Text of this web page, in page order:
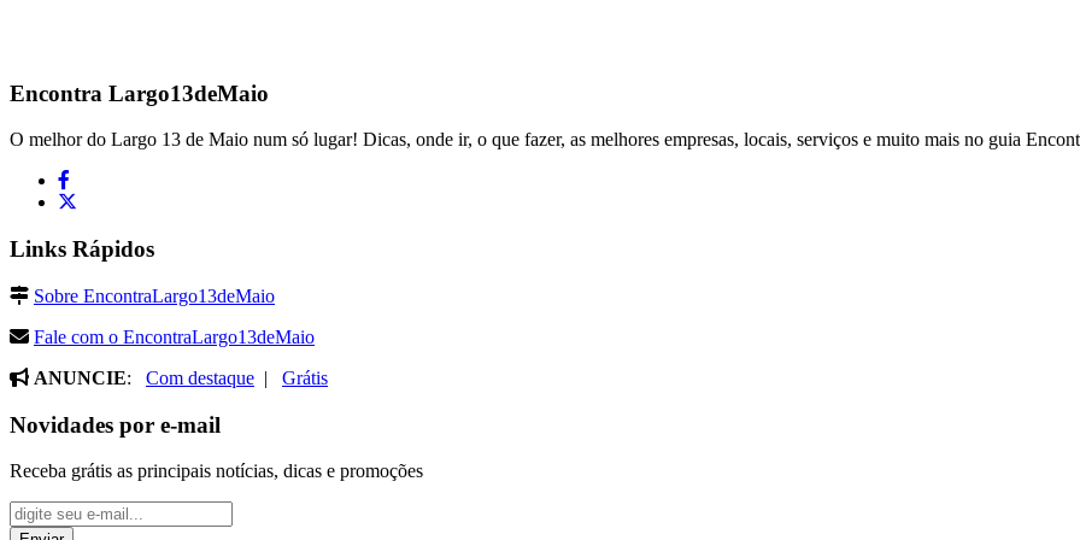
Encontra Largo13deMaio
O melhor do Largo 13 de Maio num só lugar! Dicas, onde ir, o que fazer, as melhores empresas, locais, serviços e muito mais no guia
Links Rápidos
Sobre EncontraLargo13deMaio
Fale com o EncontraLargo13deMaio
ANUNCIE: Com destaque | Grátis
Novidades por e-mail
Receba grátis as principais notícias, dicas e promoções